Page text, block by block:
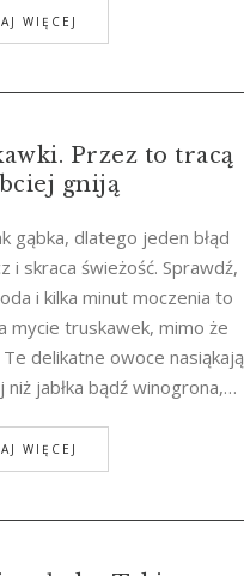
WIĘCEJ
Przez to tracą
gniją
gąbka, dlatego jeden błąd
i skraca świeżość. Sprawdź,
i kilka minut moczenia to
mycie truskawek, mimo że
delikatne owoce nasiąkają
jabłka bądź winogrona,…
WIĘCEJ